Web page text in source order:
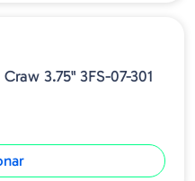
3.75" 3FS-07-301